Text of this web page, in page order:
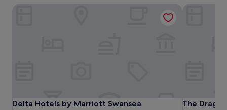
Delta Hotels by Marriott Swansea
Delta Hotels by Marriott Swansea
The
The